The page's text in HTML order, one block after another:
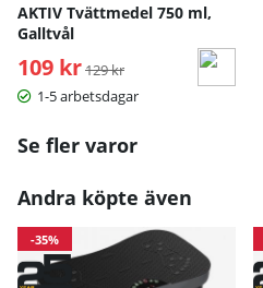
AKTIV Tvättmedel 750 ml,
Galltvål
109 kr Ordinarie pris:
129 kr
1-5 arbetsdagar
Se fler varor
Andra köpte även
-35%